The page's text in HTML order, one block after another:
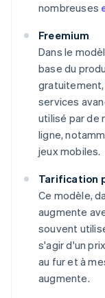
nombreuses
Freemium
Dans le
base du
services
utilisé par de
ligne,
jeux mobiles.
Tarification
Ce modèle,
augmente
souvent
s'agir d'un
au fur et à
augmente.